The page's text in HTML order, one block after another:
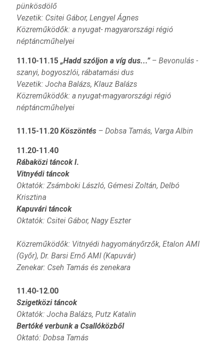
pünkösdölő
Vezetik: Csitei Gábor, Lengyel Ágnes
Közreműködők: a nyugat- magyarországi régió
néptáncműhelyei
11.10-11.15 „Hadd szóljon a víg dus...”– Bevonulás -
szanyi, bogyoszlói, rábatamási dus
Vezetik: Jocha Balázs, Klauz Balázs
Közreműködők: a nyugat-magyarországi régió
néptáncműhelyei
11.15-11.20 Köszöntés– Dobsa Tamás, Varga Albin
11.20-11.40
Rábaközi táncok I.
Vitnyédi táncok
Oktatók: Zsámboki László, Gémesi Zoltán, Delbó
Krisztina
Kapuvári táncok
Oktatók: Csitei Gábor, Nagy Eszter
Közreműködők: Vitnyédi hagyományőrzők, Etalon AMI
(Győr), Dr. Barsi Ernő AMI (Kapuvár)
Zenekar: Cseh Tamás és zenekara
11.40-12.00
Szigetközi táncok
Oktatók: Jocha Balázs, Putz Katalin
Bertóké verbunk a Csallóközből
Oktató: Dobsa Tamás